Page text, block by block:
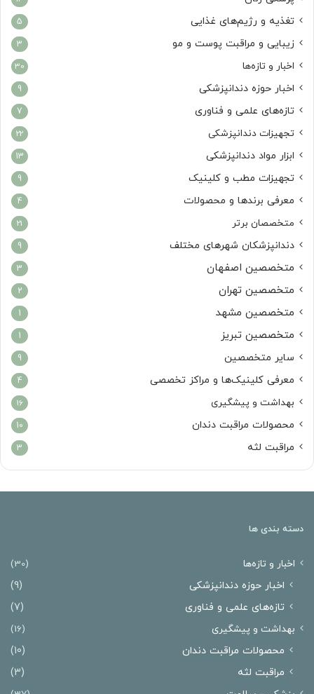
تغذیه و رژیم‌های غذایی 5
زیبایی و مراقبت پوست و مو 3
اخبار و تازه‌ها 30
اخبار حوزه دندانپزشکی 9
تازه‌های علمی و فناوری 7
تجهیزات دندانپزشکی 22
ابزار مواد دندانپزشکی 13
تجهیزات مطب و کلینیک 9
معرفی برندها و محصولات 4
متخصصان برتر 21
دندانپزشکان شهرهای مختلف 9
متخصصین اصفهان 3
متخصصین تهران 2
متخصصین مشهد 1
متخصصین تبریز 1
سایر متخصصین 9
معرفی کلینیک‌ها و مراکز تخصصی 4
بهداشت و پیشگیری 16
محصولات مراقبت دندان 10
مراقبت لثه 3
دسته بندی ها
اخبار و تازه‌ها (30)
اخبار حوزه دندانپزشکی
(9)
تازه‌های علمی و فناوری
(7)
بهداشت و پیشگیری (16)
محصولات مراقبت دندان
(10)
مراقبت لثه
(3)